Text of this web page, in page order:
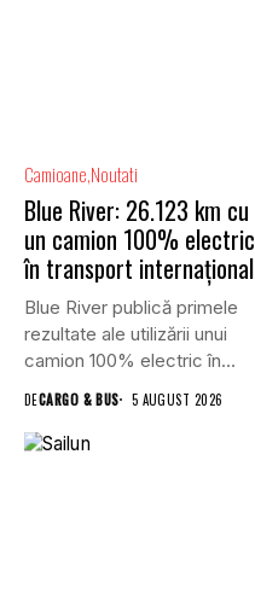
Camioane Noutati
Blue River: 26.123 km cu
un camion 100% electric
în transport internațional
Blue River publică primele
rezultate ale utilizării unui
camion 100% electric în...
DECARGO & BUS 5 AUGUST 2026